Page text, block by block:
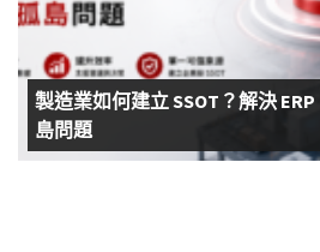
製造業如何建立 SSOT？解決
島問題